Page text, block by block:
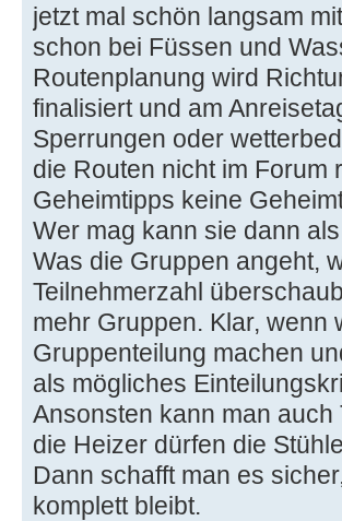
jetzt mal schön langsam
schon bei Füssen und
Routenplanung wird
finalisiert und am
Sperrungen oder
die Routen nicht im Forum
Geheimtipps keine
Wer mag kann sie dann
Was die Gruppen angeht,
Teilnehmerzahl
mehr Gruppen. Klar, wenn
Gruppenteilung machen
als mögliches
Ansonsten kann man
die Heizer dürfen die
Dann schafft man es
komplett bleibt.